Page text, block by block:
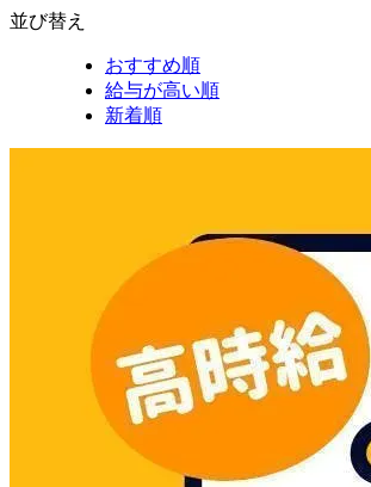
並び替え
おすすめ順
給与が高い順
新着順